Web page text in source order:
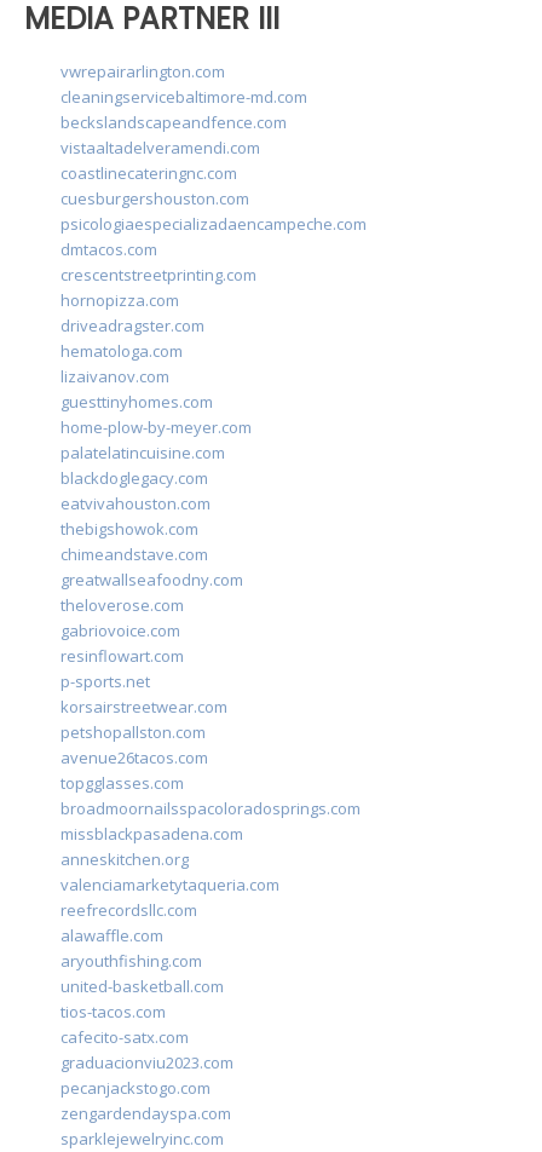
MEDIA PARTNER III
vwrepairarlington.com
cleaningservicebaltimore-md.com
beckslandscapeandfence.com
vistaaltadelveramendi.com
coastlinecateringnc.com
cuesburgershouston.com
psicologiaespecializadaencampeche.com
dmtacos.com
crescentstreetprinting.com
hornopizza.com
driveadragster.com
hematologa.com
lizaivanov.com
guesttinyhomes.com
home-plow-by-meyer.com
palatelatincuisine.com
blackdoglegacy.com
eatvivahouston.com
thebigshowok.com
chimeandstave.com
greatwallseafoodny.com
theloverose.com
gabriovoice.com
resinflowart.com
p-sports.net
korsairstreetwear.com
petshopallston.com
avenue26tacos.com
topgglasses.com
broadmoornailsspacoloradosprings.com
missblackpasadena.com
anneskitchen.org
valenciamarketytaqueria.com
reefrecordsllc.com
alawaffle.com
aryouthfishing.com
united-basketball.com
tios-tacos.com
cafecito-satx.com
graduacionviu2023.com
pecanjackstogo.com
zengardendayspa.com
sparklejewelryinc.com